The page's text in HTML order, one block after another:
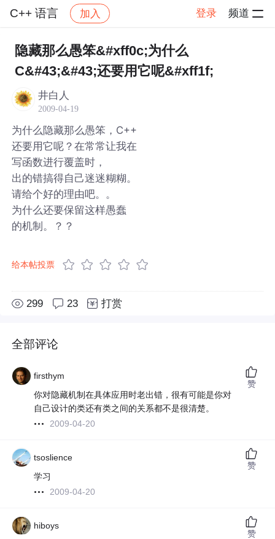
C++ 语言 加入 登录 频道
社区 C++ 语言 帖子详情
隐藏那么愚笨&#xff0c;为什么
C&#43;&#43;还要用它呢&#xff1f;
井白人
2009-04-19
为什么隐藏那么愚笨，C++
还要用它呢？在常常让我在
写函数进行覆盖时，
出的错搞得自己迷迷糊糊。
请给个好的理由吧。。
为什么还要保留这样愚蠢
的机制。？？
给本帖投票
299 23 打赏
全部评论
firsthym
你对隐藏机制在具体应用时老出错，很有可能是你对
自己设计的类还有类之间的关系都不是很清楚。
2009-04-20
赞
tsoslience
学习
2009-04-20
赞
hiboys
赞